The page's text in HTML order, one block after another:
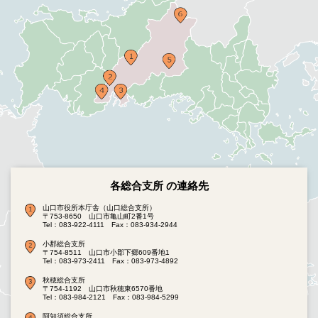
各総合支所 の連絡先
山口市役所本庁舎（山口総合支所）
〒753-8650 山口市亀山町2番1号
Tel：083-922-4111
Fax：083-934-2944
小郡総合支所
〒754-8511 山口市小郡下郷609番地1
Tel：083-973-2411
Fax：083-973-4892
秋穂総合支所
〒754-1192 山口市秋穂東6570番地
Tel：083-984-2121
Fax：083-984-5299
阿知須総合支所